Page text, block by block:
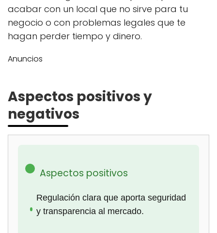
acabar con un local que no sirve para tu
negocio o con problemas legales que te
hagan perder tiempo y dinero.
Anuncios
Aspectos positivos y
negativos
Aspectos positivos
Regulación clara que aporta seguridad
y transparencia al mercado.